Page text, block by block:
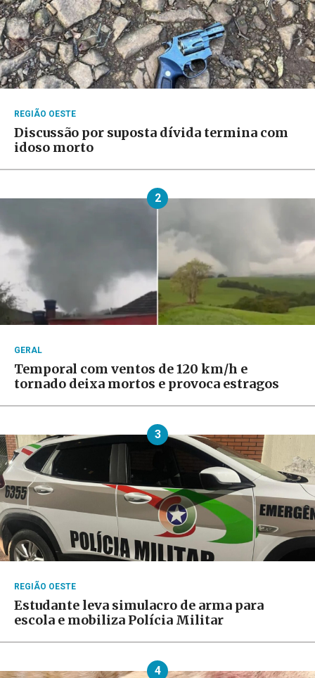
REGIÃO OESTE
Discussão por suposta dívida termina com
idoso morto
2
GERAL
Temporal com ventos de 120 km/h e
tornado deixa mortos e provoca estragos
3
REGIÃO OESTE
Estudante leva simulacro de arma para
escola e mobiliza Polícia Militar
4